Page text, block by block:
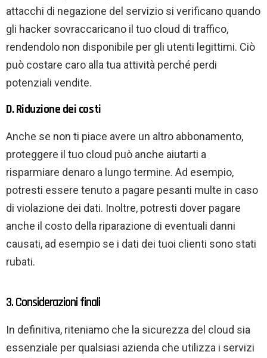
attacchi di negazione del servizio si verificano quando
gli hacker sovraccaricano il tuo cloud di traffico,
rendendolo non disponibile per gli utenti legittimi. Ciò
può costare caro alla tua attività perché perdi
potenziali vendite.
D. Riduzione dei costi
Anche se non ti piace avere un altro abbonamento,
proteggere il tuo cloud può anche aiutarti a
risparmiare denaro a lungo termine. Ad esempio,
potresti essere tenuto a pagare pesanti multe in caso
di violazione dei dati. Inoltre, potresti dover pagare
anche il costo della riparazione di eventuali danni
causati, ad esempio se i dati dei tuoi clienti sono stati
rubati.
3. Considerazioni finali
In definitiva, riteniamo che la sicurezza del cloud sia
essenziale per qualsiasi azienda che utilizza i servizi